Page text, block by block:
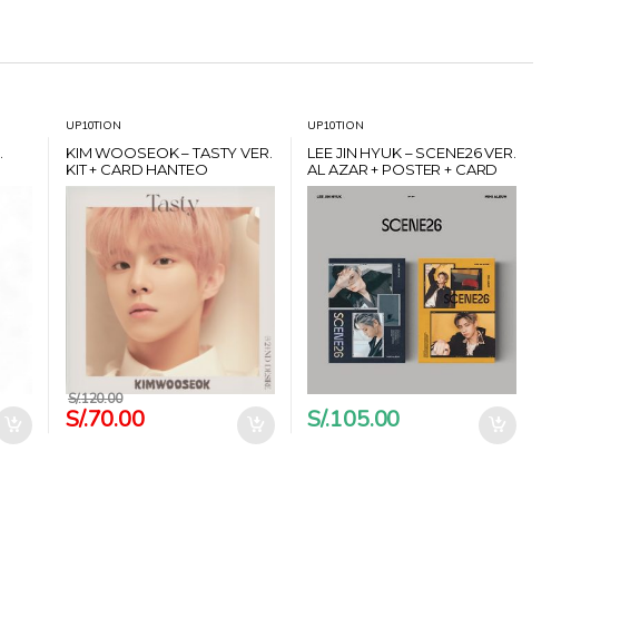
UP10TION
KIM WOOSEOK – TASTY VER.
KIT + CARD HANTEO
S/.70.00
S/.120.00
UP10TION
LEE JIN HYUK – SCENE26 VER.
AL AZAR + POSTER + CARD
HANTEO
S/.105.00